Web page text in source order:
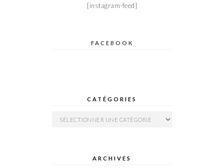
[instagram-feed]
FACEBOOK
CATÉGORIES
Catégories
ARCHIVES